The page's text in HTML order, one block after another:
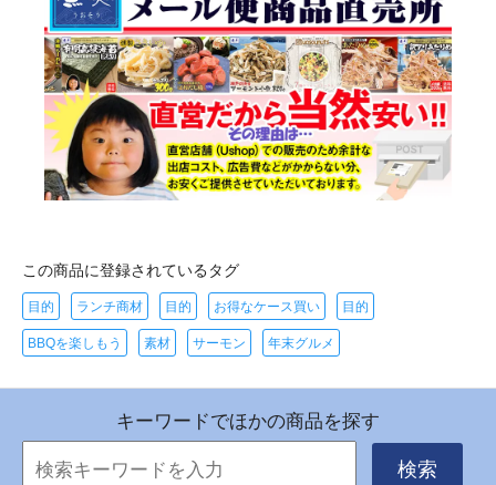
この商品に登録されているタグ
目的 ランチ商材 目的 お得なケース買い 目的
BBQを楽しもう 素材 サーモン 年末グルメ
キーワードでほかの商品を探す
検索